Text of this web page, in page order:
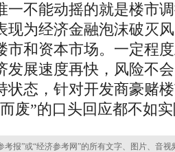
一不能动摇的就是楼市
现为经济金融泡沫破灭
市和资本市场。一定程
发展速度再快，风险不
状态，针对开发商豪赌
废”的口头回应都不如
报”或“经济参考网”的所有文字、图片、音视